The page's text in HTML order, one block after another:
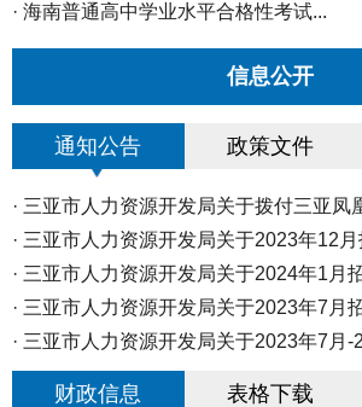
· 海南普通高中学业水平合格性考试...
·8月5日至7日三亚将迎来持续性强降...
三亚市防灾减灾救灾和安全生产委...
·海南高招高职（专科）批30日起填...
海南中招二次志愿填报29日12时截...
三亚市2026年秋季中小学转学线上...
· 海南高招本科普通批投档分数线划...
· 演唱会期间 体育中心周边道路实施...
信息公开
通知公告 政策文件
· 三亚市人力资源开发局关于拨付三亚凤
公...
· 三亚市人力资源开发局关于2023年12
社会...
· 三亚市人力资源开发局关于2024年1月
会保...
· 三亚市人力资源开发局关于2023年7月
会保...
· 三亚市人力资源开发局关于2023年7月-
困难...
财政信息 表格下载